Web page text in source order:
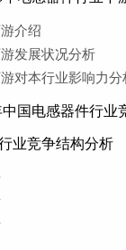
介绍
发展状况分析
对本行业影响力分
中国电感器件行业
业竞争结构分析